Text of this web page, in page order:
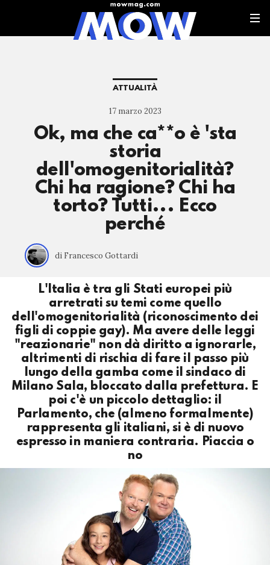
ATTUALITÀ
17 marzo 2023
Ok, ma che ca**o è 'sta
storia
dell'omogenitorialità?
Chi ha ragione? Chi ha
torto? Tutti... Ecco
perché
di Francesco Gottardi
L'Italia è tra gli Stati europei più
arretrati su temi come quello
dell'omogenitorialità (riconoscimento dei
figli di coppie gay). Ma avere delle leggi
"reazionarie" non dà diritto a ignorarle,
altrimenti di rischia di fare il passo più
lungo della gamba come il sindaco di
Milano Sala, bloccato dalla prefettura. E
poi c'è un piccolo dettaglio: il
Parlamento, che (almeno formalmente)
rappresenta gli italiani, si è di nuovo
espresso in maniera contraria. Piaccia o
no